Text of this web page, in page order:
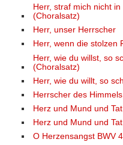
Herr, straf mich nicht
(Choralsatz)
Herr, unser Herrscher
Herr, wenn die stolzen
Herr, wie du willst, so
(Choralsatz)
Herr, wie du willt, so
Herrscher des
Herz und Mund und
Herz und Mund und
O Herzensangst BWV